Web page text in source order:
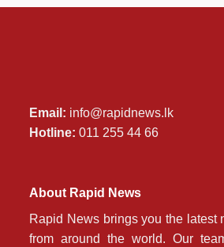
Email: info@rapidnews.lk
Hotline: 011 255 44 66
About Rapid News
Rapid News brings you the latest
from around the world. Our